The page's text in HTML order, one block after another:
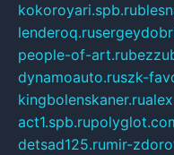
kokoroyari.spb.ru
lenderoq.ru
people-of-art.ru
dynamoauto.ruszk-
kingbolenskaner.ru
act1.spb.ru
detsad125.rumir-